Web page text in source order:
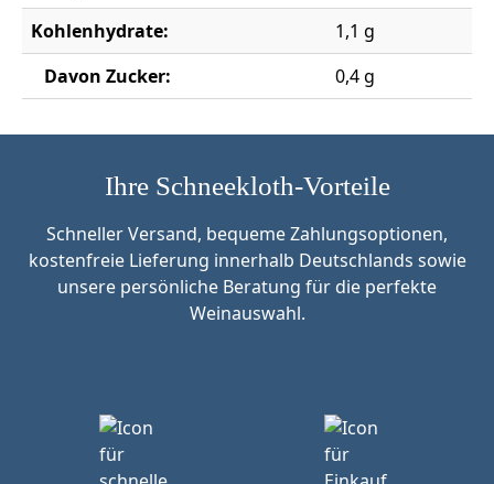
Kohlenhydrate:
1,1 g
Davon Zucker:
0,4 g
Ihre Schneekloth-Vorteile
Schneller Versand, bequeme Zahlungsoptionen,
kostenfreie Lieferung innerhalb Deutschlands sowie
unsere persönliche Beratung für die perfekte
Weinauswahl.